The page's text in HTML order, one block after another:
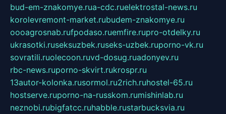
bud-em-znakomye.rua-cdc.ruelektrostal-news.ru
korolevremont-market.rubudem-znakomye.ru
oooagrosnab.rufpodaso.ruemfire.rupro-otdelky.ru
ukrasotki.ruseksuzbek.ruseks-uzbek.ruporno-vk.ru
sovratili.ruolecoon.ruvd-dosug.ruadonyev.ru
rbc-news.ruporno-skvirt.rukrospr.ru
13autor-kolonka.rusormol.ru2rich.ruhostel-65.ru
hostserve.ruporno-na-russkom.rumishinlab.ru
neznobi.rubigfatcc.ruhabble.rustarbucksvia.ru